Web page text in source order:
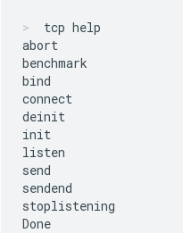
tcp help
abort
benchmark
bind
connect
deinit
init
listen
send
sendend
stoplistening